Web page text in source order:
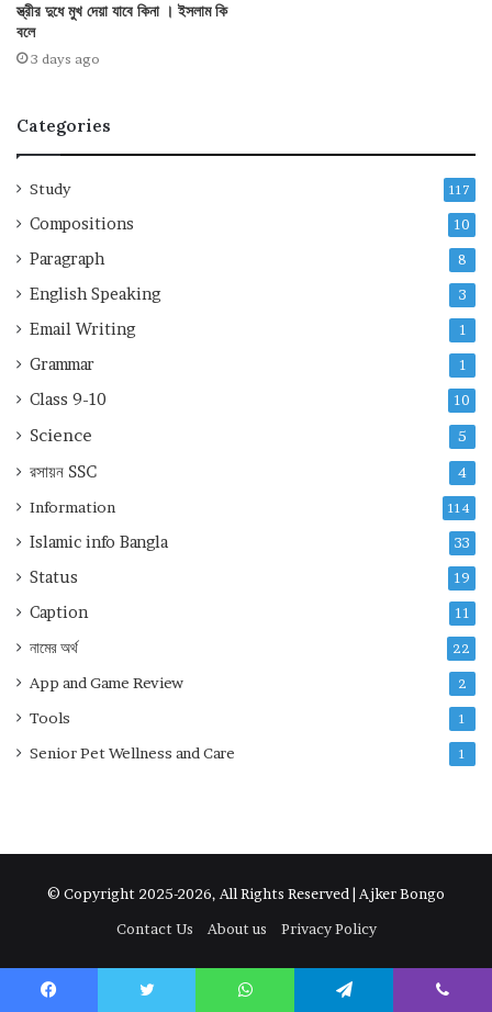
স্ত্রীর দুধে মুখ দেয়া যাবে কিনা । ইসলাম কি
বলে
3 days ago
Categories
Study 117
Compositions 10
Paragraph 8
English Speaking 3
Email Writing 1
Grammar 1
Class 9-10 10
Science 5
রসায়ন SSC 4
Information 114
Islamic info Bangla 33
Status 19
Caption 11
নামের অর্থ 22
App and Game Review 2
Tools 1
Senior Pet Wellness and Care 1
© Copyright 2025-2026, All Rights Reserved | Ajker Bongo
Contact Us
About us Privacy Policy